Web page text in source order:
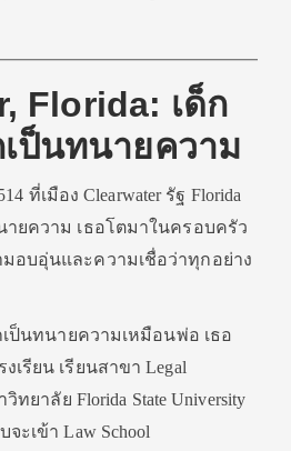
Florida: เด็ก
ป็นทนายความ
ที่เมือง Clearwater รัฐ Florida
ยความ เธอโตมาในครอบครัว
อบอุ่นและความเชื่อว่าทุกอย่าง
เป็นทนายความเหมือนพ่อ เธอ
เรียน เรียนสาขา Legal
ทยาลัย Florida State University
ะเข้า Law School